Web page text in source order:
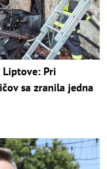
Liptove: Pri
sa zranila jedna